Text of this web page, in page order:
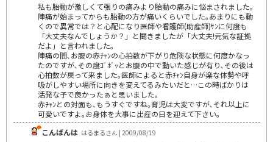
私も胎動が激しくて張りの痛みより胎動の痛みに悩まされました｡
陣痛が始まってからも胎動の方が痛いくらいでした｡あまりにも動
くので異常では？と心配になり医師や看護師(助産師)ｻﾝに何度も
「大丈夫なんでしょうか？」と聞きましたが「大丈夫!元気な証拠
だよ」と言われました｡
陣痛の間､お腹の赤ﾁｬﾝの心拍数が下がり危険な状態に何度かなっ
たのですが､その度ｺﾞﾎﾞｯとお腹の中で動いた感じが有り､その後は
心拍数が戻って来ました｡医師によると赤ﾁｬﾝ自身が楽な体勢や呼
吸がしやすい場所に向きを変えてるみたいだと…この時ばかりは
活発な子で良かったぁと思いました｡
赤ﾁｬﾝとの対面も､もうすぐですね｡育児は大変ですが､それ以上に
可愛いですよ｡お身体を大事に出産の日を迎えて下さい｡
こんばんは はるまるさん | 2009/08/19